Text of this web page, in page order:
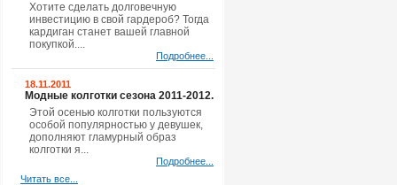
Хотите сделать долговечную
инвестицию в свой гардероб? Тогда
кардиган станет вашей главной
покупкой....
Подробнее...
18.11.2011
Модные колготки сезона 2011-2012.
Этой осенью колготки пользуются
особой популярностью у девушек,
дополняют гламурный образ
колготки я...
Подробнее...
Читать все...